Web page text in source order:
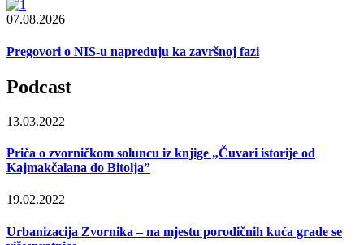
07.08.2026
Pregovori o NIS-u napreduju ka završnoj fazi
Podcast
13.03.2022
Priča o zvorničkom soluncu iz knjige „Čuvari istorije od
Kajmakčalana do Bitolja”
19.02.2022
Urbanizacija Zvornika – na mjestu porodičnih kuća grade se